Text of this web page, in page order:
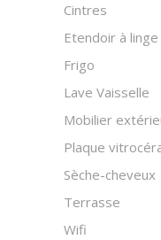
Cintres
Etendoir à linge
Frigo
Lave Vaisselle
Mobilier
Plaque
Sèche-cheveux
Terrasse
Wifi